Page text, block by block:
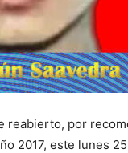
reabierto, por
2017, este lunes